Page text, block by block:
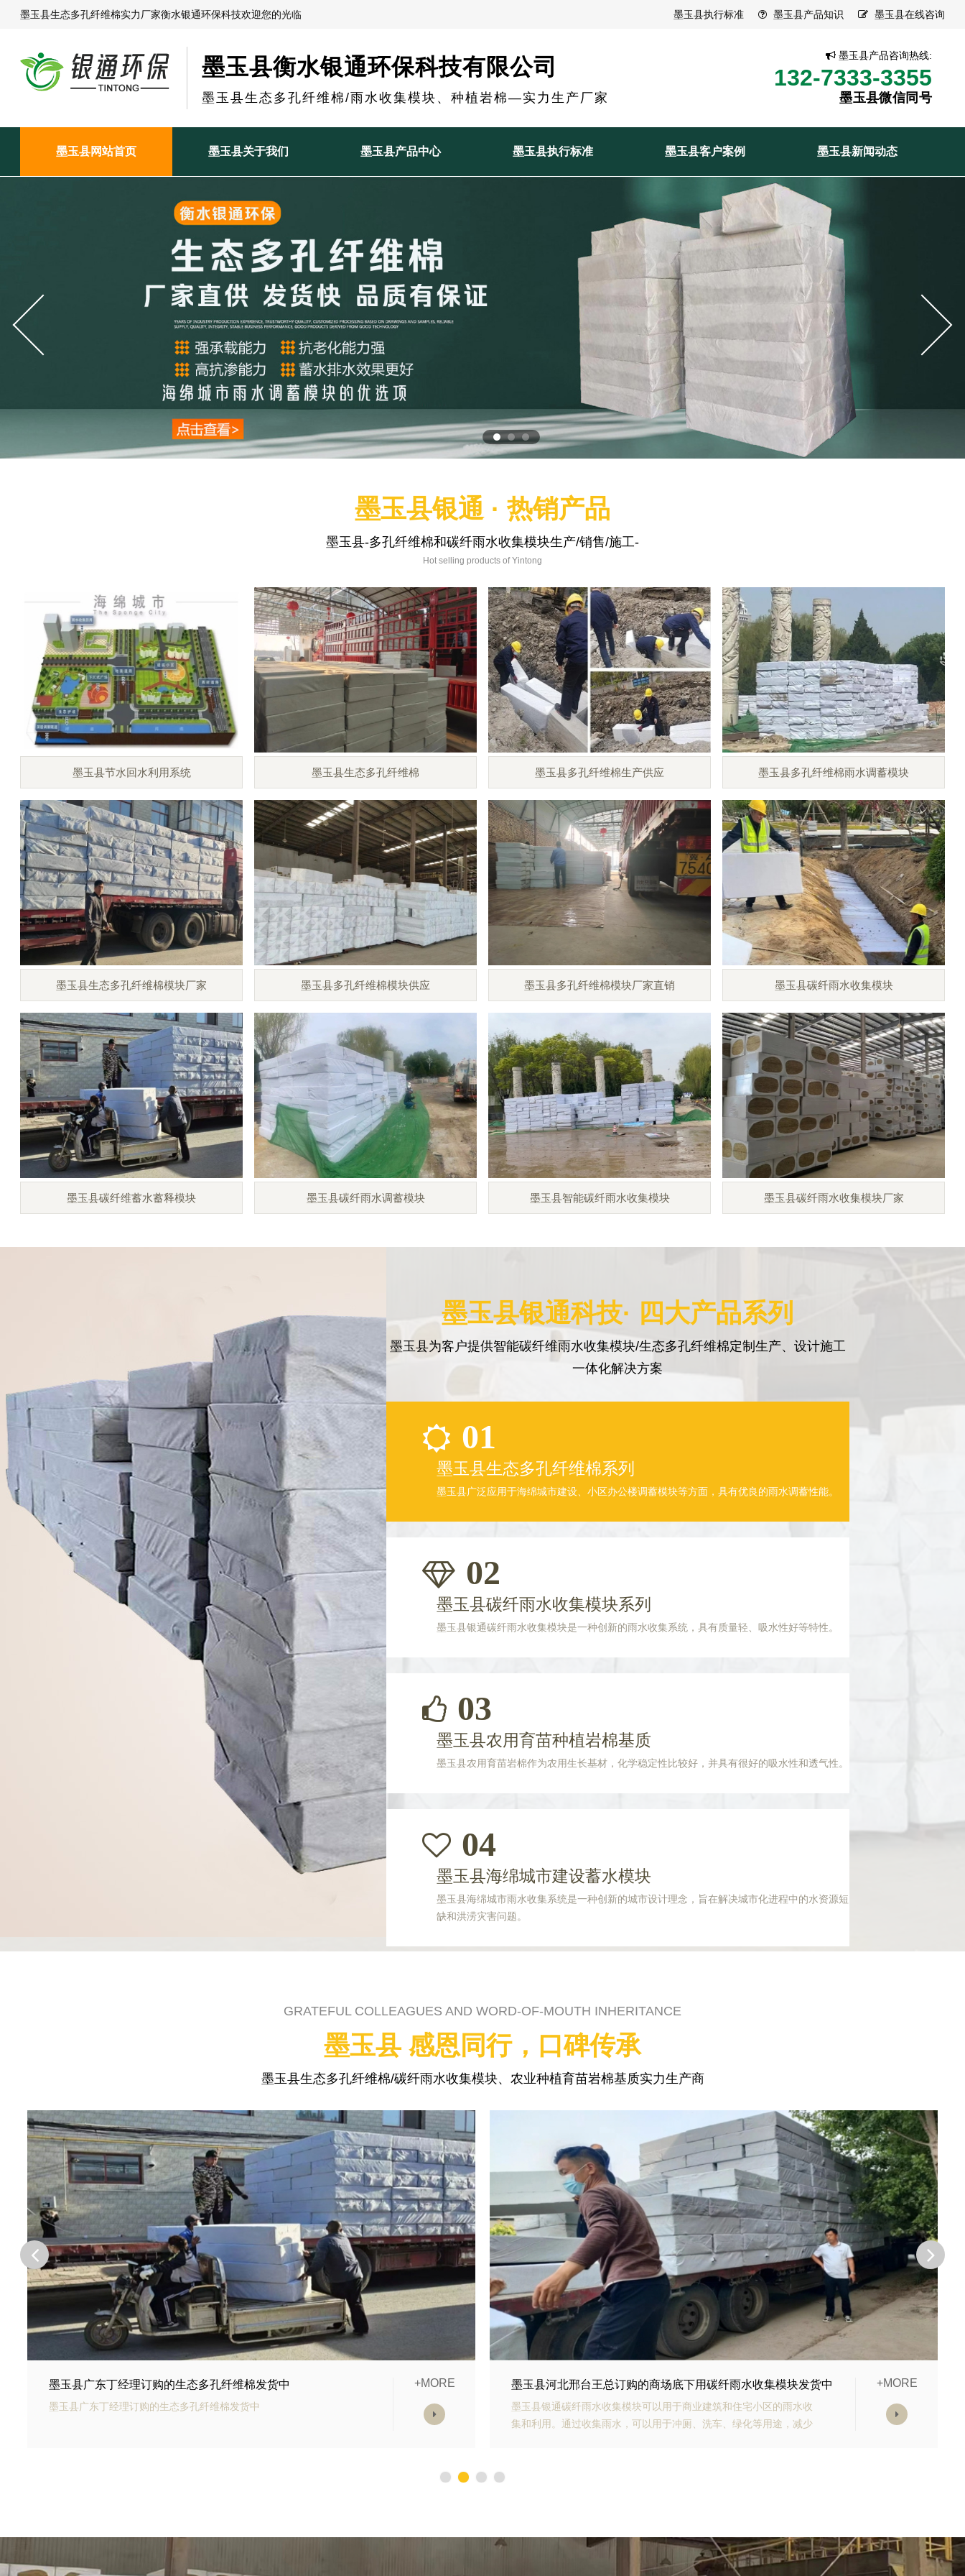
墨玉县生态多孔纤维棉实力厂家衡水银通环保科技欢迎您的光临 墨玉县执行标准 墨玉县产品知识 墨玉县在线咨询
墨玉县衡水银通环保科技有限公司
墨玉县生态多孔纤维棉/雨水收集模块、种植岩棉—实力生产厂家
墨玉县产品咨询热线:
132-7333-3355
墨玉县微信同号
墨玉县网站首页 墨玉县关于我们 墨玉县产品中心 墨玉县执行标准 墨玉县客户案例 墨玉县新闻动态
墨玉县银通 · 热销产品
墨玉县-多孔纤维棉和碳纤雨水收集模块生产/销售/施工-
Hot selling products of Yintong
墨玉县节水回水利用系统 墨玉县生态多孔纤维棉 墨玉县多孔纤维棉生产供应 墨玉县多孔纤维棉雨水调蓄模块
墨玉县生态多孔纤维棉模块厂家 墨玉县多孔纤维棉模块供应 墨玉县多孔纤维棉模块厂家直销 墨玉县碳纤雨水收集模块
墨玉县碳纤维蓄水蓄释模块 墨玉县碳纤雨水调蓄模块 墨玉县智能碳纤雨水收集模块 墨玉县碳纤雨水收集模块厂家
墨玉县银通科技· 四大产品系列
墨玉县为客户提供智能碳纤维雨水收集模块/生态多孔纤维棉定制生产、设计施工
一体化解决方案
01
墨玉县生态多孔纤维棉系列
墨玉县广泛应用于海绵城市建设、小区办公楼调蓄模块等方面，具有优良的雨水调蓄性能。
02
墨玉县碳纤雨水收集模块系列
墨玉县银通碳纤雨水收集模块是一种创新的雨水收集系统，具有质量轻、吸水性好等特性。
03
墨玉县农用育苗种植岩棉基质
墨玉县农用育苗岩棉作为农用生长基材，化学稳定性比较好，并具有很好的吸水性和透气性。
04
墨玉县海绵城市建设蓄水模块
墨玉县海绵城市雨水收集系统是一种创新的城市设计理念，旨在解决城市化进程中的水资源短
缺和洪涝灾害问题。
GRATEFUL COLLEAGUES AND WORD-OF-MOUTH INHERITANCE
墨玉县 感恩同行，口碑传承
墨玉县生态多孔纤维棉/碳纤雨水收集模块、农业种植育苗岩棉基质实力生产商
墨玉县河北邢台王总订购的商场底下用碳纤雨水收集模块发货中
墨玉县银通碳纤雨水收集模块可以用于商业建筑和住宅小区的雨水收
+MORE 墨玉县山东青岛李经理订购的生态多孔纤维棉正在发货
墨玉县银通生态多孔纤维棉具有高强承载能力、高抗渗能力、抗老化
能力强、施工方便等优势。模块的顶部应设计有反冲洗装置，以防止
+MORE